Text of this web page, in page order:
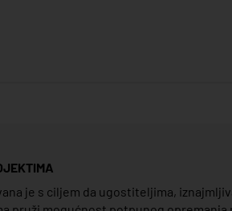
je s ciljem da ugostiteljima,